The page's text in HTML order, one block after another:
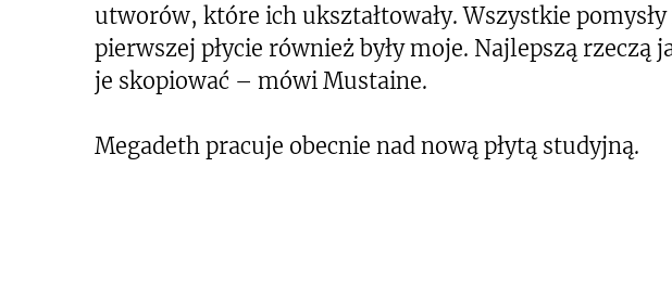
utworów, które ich ukształtowały. Wszystkie
pierwszej płycie również były moje. Najlepszą rzeczą
je skopiować – mówi Mustaine.
Megadeth pracuje obecnie nad nową płytą studyjną.